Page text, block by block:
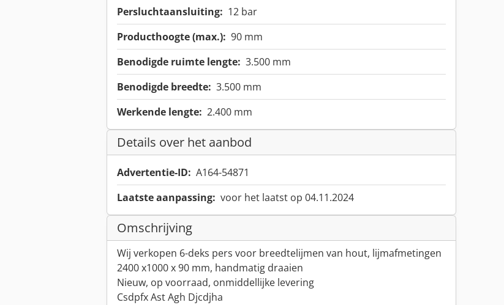
Persluchtaansluiting: 12 bar
Producthoogte (max.): 90 mm
Benodigde ruimte lengte: 3.500 mm
Benodigde breedte: 3.500 mm
Werkende lengte: 2.400 mm
Details over het aanbod
Advertentie-ID: A164-54871
Laatste aanpassing: voor het laatst op 04.11.2024
Omschrijving
Wij verkopen 6-deks pers voor breedtelijmen van hout, lijmafmetingen
2400 x1000 x 90 mm, handmatig draaien
Nieuw, op voorraad, onmiddellijke levering
Csdpfx Ast Agh Djcdjha